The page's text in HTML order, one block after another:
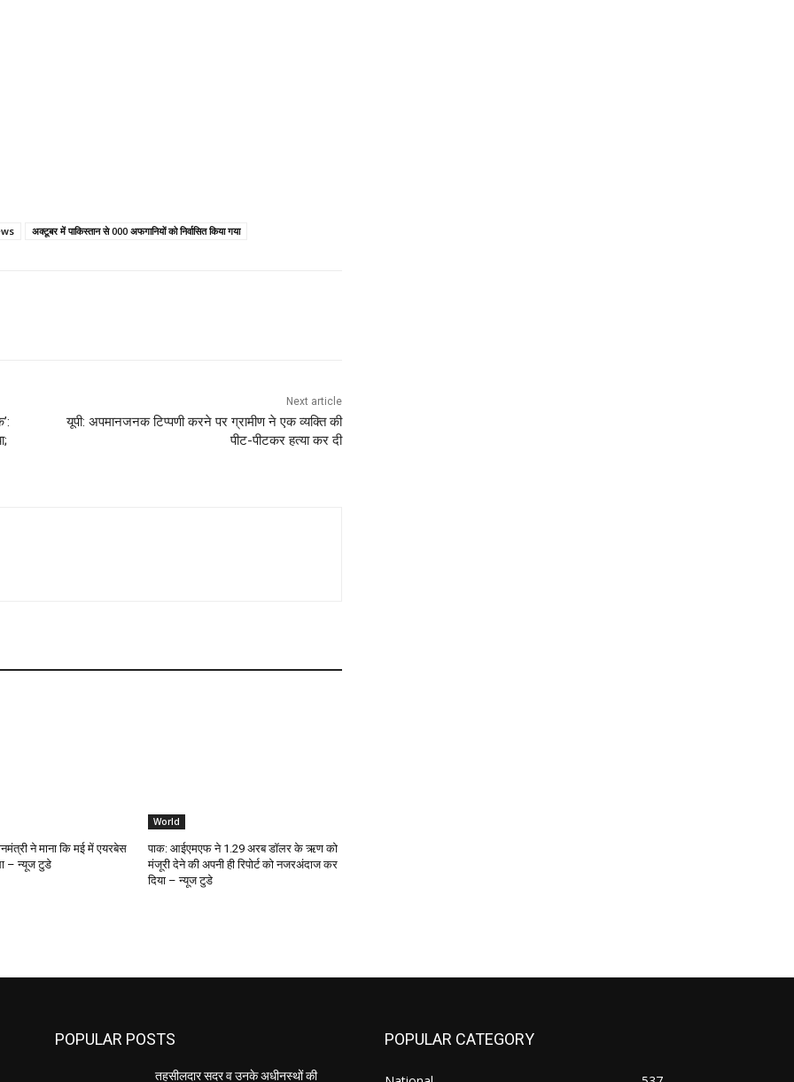
अक्टूबर में पाकिस्तान से 000 अफगानियों को निर्वासित किया गया
Next article
यूपी: अपमानजनक टिप्पणी करने पर ग्रामीण ने एक व्यक्ति की
पीट-पीटकर हत्या कर दी
ने माना कि मई में एयरबेस
– न्यूज टुडे
World
पाक: आईएमएफ ने 1.29 अरब डॉलर के ऋण को
मंजूरी देने की अपनी ही रिपोर्ट को नजरअंदाज कर
दिया – न्यूज टुडे
POPULAR POSTS
तहसीलदार सदर व उनके अधीनस्थों की
POPULAR CATEGORY